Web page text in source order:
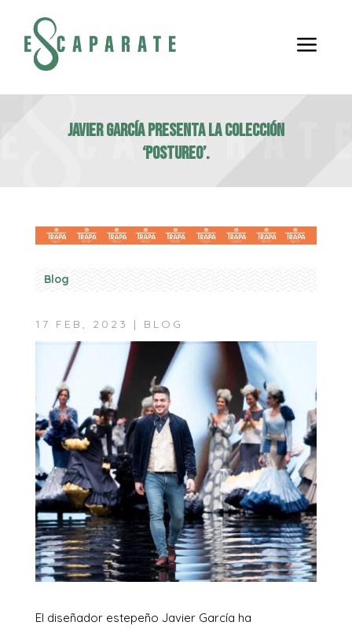
a
JAVIER GARCÍA presenta la colección
‘Postureo’.
Blog
17 FEB, 2023 | BLOG
El diseñador estepeño Javier García ha